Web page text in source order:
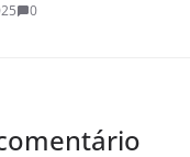
0